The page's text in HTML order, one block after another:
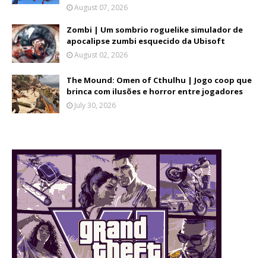
August 07, 2026
Zombi | Um sombrio roguelike simulador de
apocalipse zumbi esquecido da Ubisoft
August 02, 2026
The Mound: Omen of Cthulhu | Jogo coop que
brinca com ilusões e horror entre jogadores
July 30, 2026